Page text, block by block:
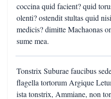
coccina quid facient? quid
olenti? ostendit stultas quid
medicis? dimitte Machaonas
sume mea.
Tonstrix Suburae faucibus
flagella tortorum Argique
ista tonstrix, Ammiane, non